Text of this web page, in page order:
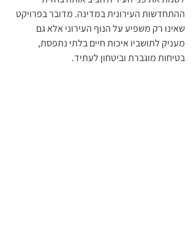
ההתחדשות העירונית במדינה. מדובר בפרויקט
שאינו רק משפיע על הנוף העירוני אלא גם
מעניק לתושביו איכות חיים בלתי נתפסת,
בטיחות מוגברת וביטחון לעתיד.